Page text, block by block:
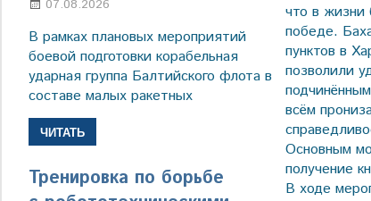
что в жизни
победе.
пунктов в
позволили
всём
Основным
получение
В ходе
07.08.2026
В рамках плановых мероприятий
боевой подготовки корабельная
ударная группа Балтийского флота в
составе малых ракетных
ЧИТАТЬ
Тренировка по борьбе